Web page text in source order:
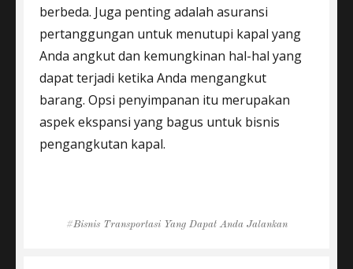
berbeda. Juga penting adalah asuransi
pertanggungan untuk menutupi kapal yang
Anda angkut dan kemungkinan hal-hal yang
dapat terjadi ketika Anda mengangkut
barang. Opsi penyimpanan itu merupakan
aspek ekspansi yang bagus untuk bisnis
pengangkutan kapal.
Tags
Bisnis Transportasi Yang Dapat Anda Jalankan